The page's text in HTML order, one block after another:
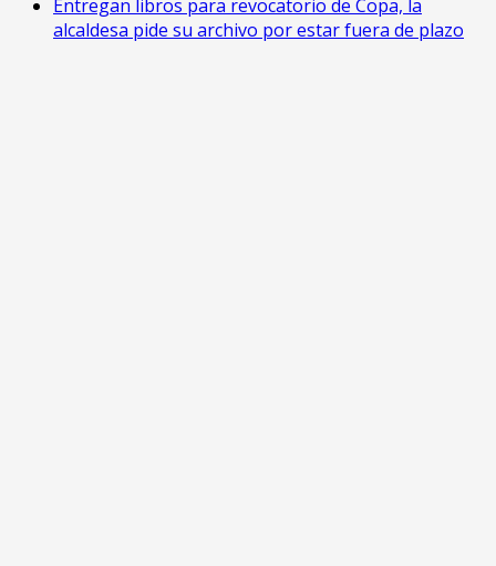
Entregan libros para revocatorio de Copa, la
alcaldesa pide su archivo por estar fuera de plazo